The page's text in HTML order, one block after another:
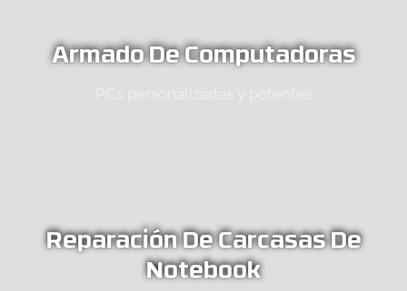
Armado De Computadoras
PCs personalizadas y potentes
Reparación De Carcasas De
Notebook